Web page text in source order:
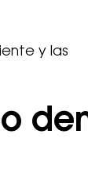
y las